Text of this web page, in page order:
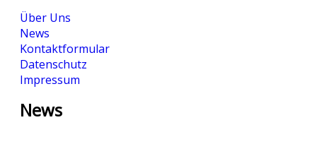
Über Uns
News
Kontaktformular
Datenschutz
Impressum
News